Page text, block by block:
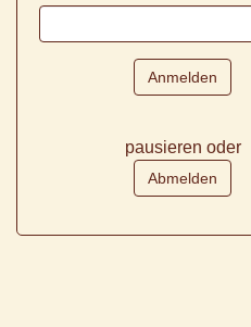
pausieren oder